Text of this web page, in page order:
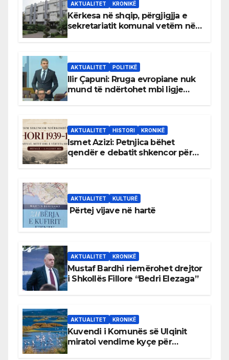
AKTUALITET KRONIKË
Kërkesa në shqip, përgjigjja e
sekretariatit komunal vetëm në
AKTUALITET POLITIKË
Ilir Çapuni: Rruga evropiane nuk
mund të ndërtohet mbi ligje
AKTUALITET HISTORI KRONIKË
Ismet Azizi: Petnjica bëhet
qendër e debatit shkencor për
AKTUALITET KULTURË
Përtej vijave në hartë
AKTUALITET KRONIKË
Mustaf Bardhi riemërohet drejtor
i Shkollës Fillore “Bedri Elezaga”
AKTUALITET KRONIKË
Kuvendi i Komunës së Ulqinit
miratoi vendime kyçe për